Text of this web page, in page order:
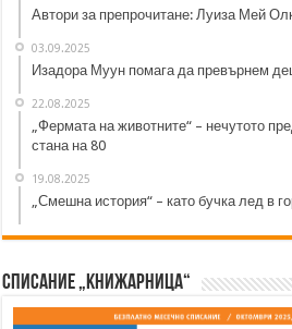
Автори за препрочитане: Луиза Мей
03.09.2025
Изадора Муун помага да превърнем
22.08.2025
„Фермата на животните“ – нечутото
стана на 80
19.08.2025
„Смешна история“ – като бучка лед в
Списание „Книжарница“